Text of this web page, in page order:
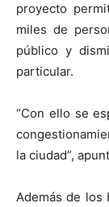
proyecto
miles de
público y
particular.
“Con ello se
la ciudad”,
Además de los